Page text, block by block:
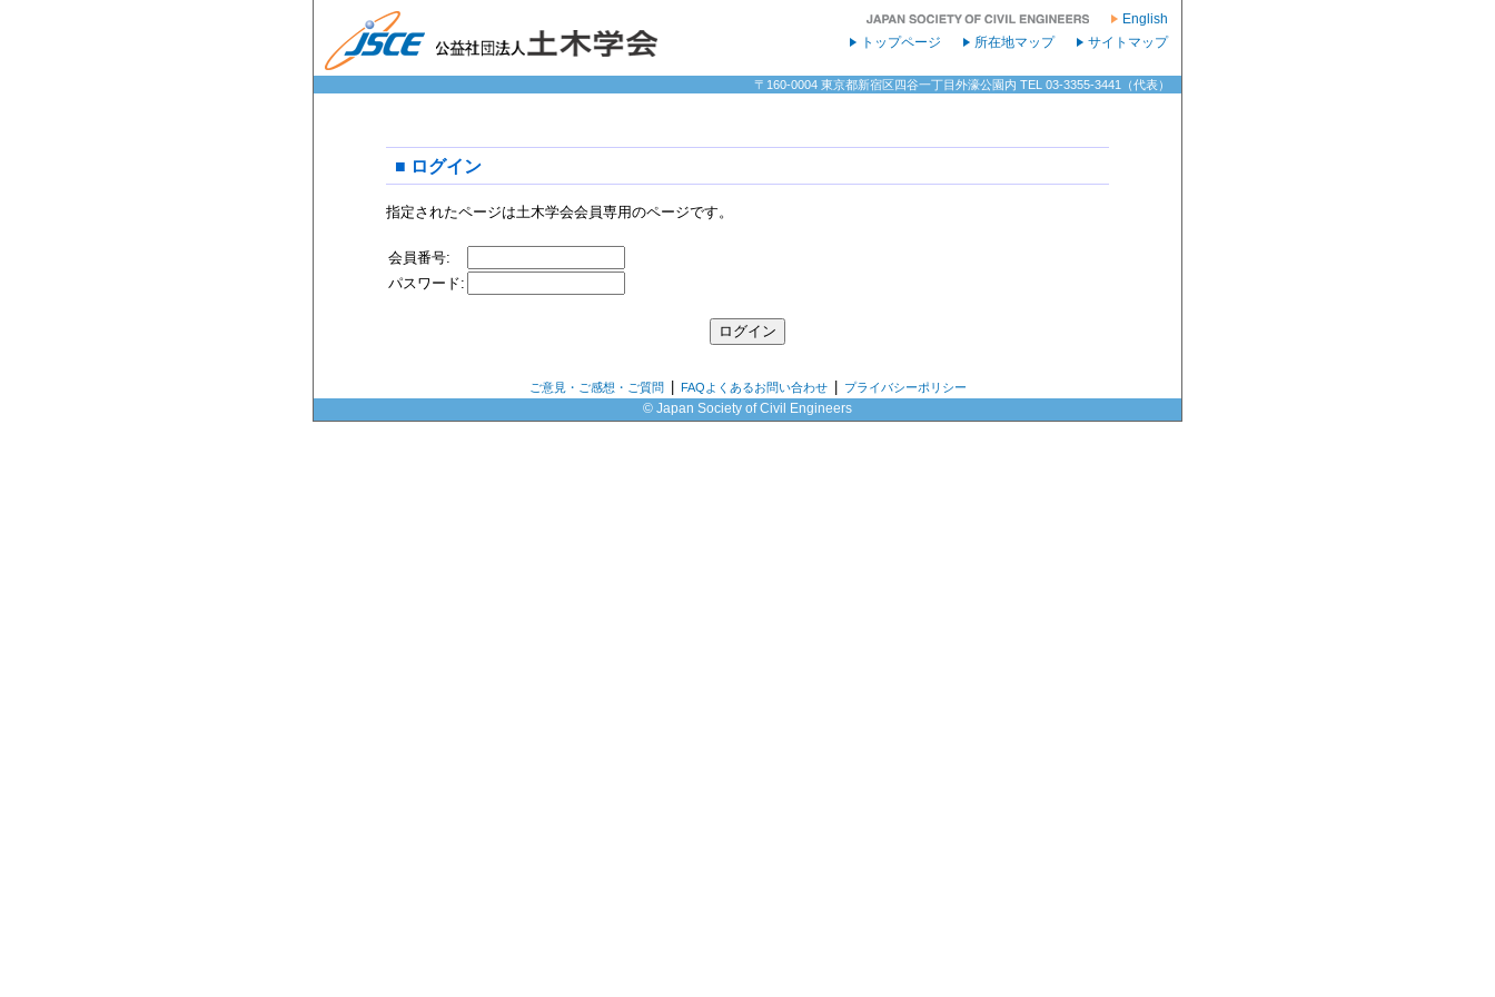
English
サイトマップ
所在地マップ
トップページ
〒160-0004 東京都新宿区四谷一丁目外濠公園内 TEL 03-3355-3441（代表）
■ ログイン
指定されたページは土木学会会員専用のページです。
会員番号:
パスワード:
ご意見・ご感想・ご質問 FAQよくあるお問い合わせ プライバシーポリシー
© Japan Society of Civil Engineers